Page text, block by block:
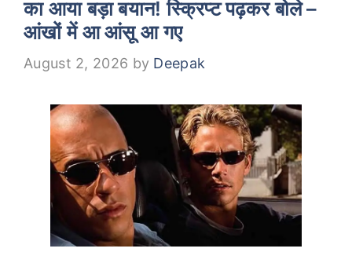
का आया बड़ा बयान! स्क्रिप्ट पढ़कर बोले –
आंखों में आ आंसू आ गए
August 2, 2026 by Deepak